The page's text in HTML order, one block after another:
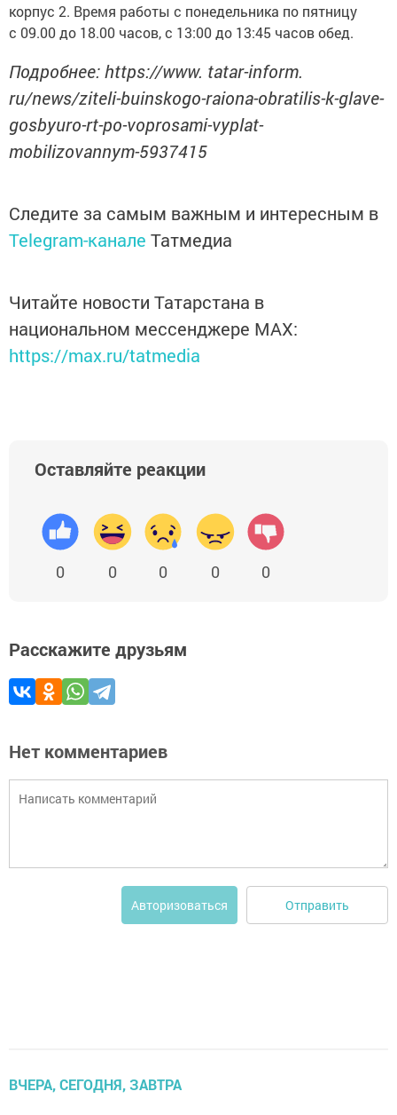
корпус 2. Время работы с понедельника по пятницу
с 09.00 до 18.00 часов, с 13:00 до 13:45 часов обед.
Подробнее: https://www. tatar-inform.
ru/news/ziteli-buinskogo-raiona-obratilis-k-glave-
gosbyuro-rt-po-voprosami-vyplat-
mobilizovannym-5937415
Следите за самым важным и интересным в
Telegram-канале Татмедиа
Читайте новости Татарстана в
национальном мессенджере MАХ:
https://max.ru/tatmedia
Оставляйте реакции
0 0 0 0 0
Расскажите друзьям
Нет комментариев
Авторизоваться Отправить
ВЧЕРА, СЕГОДНЯ, ЗАВТРА